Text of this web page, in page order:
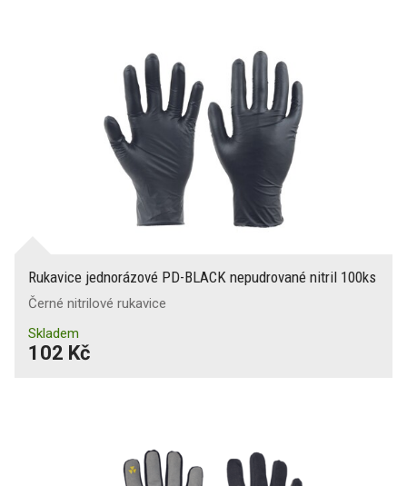
Rukavice jednorázové PD-BLACK nepudrované nitril 100ks
Černé nitrilové rukavice
Skladem
102 Kč